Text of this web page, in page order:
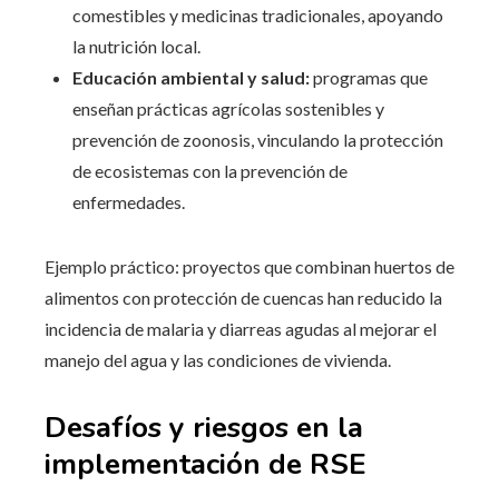
comestibles y medicinas tradicionales, apoyando
la nutrición local.
Educación ambiental y salud:programas que
enseñan prácticas agrícolas sostenibles y
prevención de zoonosis, vinculando la protección
de ecosistemas con la prevención de
enfermedades.
Ejemplo práctico: proyectos que combinan huertos de
alimentos con protección de cuencas han reducido la
incidencia de malaria y diarreas agudas al mejorar el
manejo del agua y las condiciones de vivienda.
Desafíos y riesgos en la
implementación de RSE